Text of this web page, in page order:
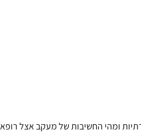
ומהי החשיבות של מעקב אצל